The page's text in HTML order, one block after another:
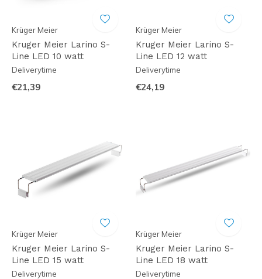
Krüger Meier
Kruger Meier Larino S-
Line LED 10 watt
Deliverytime
€21,39
Krüger Meier
Kruger Meier Larino S-
Line LED 12 watt
Deliverytime
€24,19
Krüger Meier
Kruger Meier Larino S-
Line LED 15 watt
Deliverytime
Krüger Meier
Kruger Meier Larino S-
Line LED 18 watt
Deliverytime